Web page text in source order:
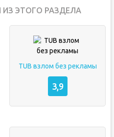
ЭТОГО РАЗДЕЛА
TUB взлом без рекламы
3,9